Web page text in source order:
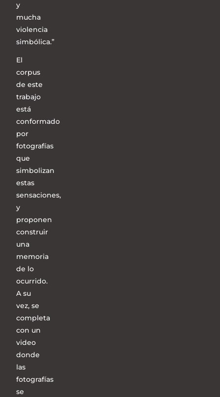
y
mucha
violencia
simbólica.”
El
corpus
de este
trabajo
está
conformado
por
fotografías
que
simbolizan
estas
sensaciones,
y
proponen
construir
una
memoria
de lo
ocurrido.
A su
vez, se
completa
con un
video
donde
las
fotografías
se